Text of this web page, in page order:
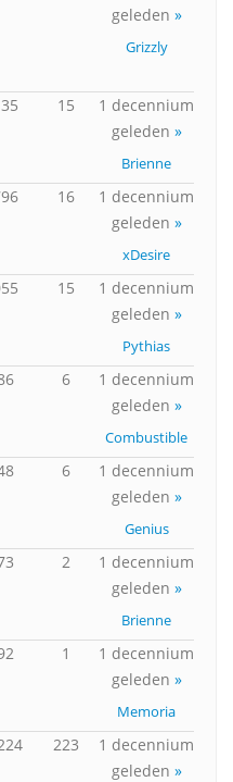
geleden »
Grizzly
15
1 decennium
geleden »
Brienne
16
1 decennium
geleden »
xDesire
15
1 decennium
geleden »
Pythias
6
1 decennium
geleden »
Combustible
6
1 decennium
geleden »
Genius
2
1 decennium
geleden »
Brienne
1
1 decennium
geleden »
Memoria
223
1 decennium
geleden »